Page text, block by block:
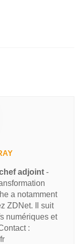
adjoint -
a notamment
ZDNet. Il suit
numériques et
: